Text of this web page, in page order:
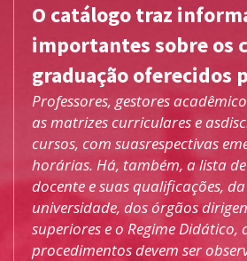
O catálogo traz
importantes sobre os
graduação oferecidos
Professores, gestores
as matrizes curriculares e
cursos, com suasrespectivas
horárias. Há, também, a lista
docente e suas qualificações,
universidade, dos órgãos
superiores e o Regime Didático,
procedimentos devem ser